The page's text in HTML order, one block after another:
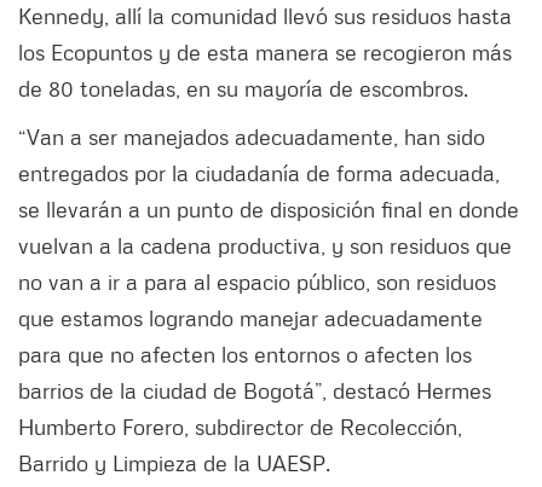
Kennedy, allí la comunidad llevó sus residuos hasta
los Ecopuntos y de esta manera se recogieron más
de 80 toneladas, en su mayoría de escombros.
“Van a ser manejados adecuadamente, han sido
entregados por la ciudadanía de forma adecuada,
se llevarán a un punto de disposición final en donde
vuelvan a la cadena productiva, y son residuos que
no van a ir a para al espacio público, son residuos
que estamos logrando manejar adecuadamente
para que no afecten los entornos o afecten los
barrios de la ciudad de Bogotá”, destacó Hermes
Humberto Forero, subdirector de Recolección,
Barrido y Limpieza de la UAESP.